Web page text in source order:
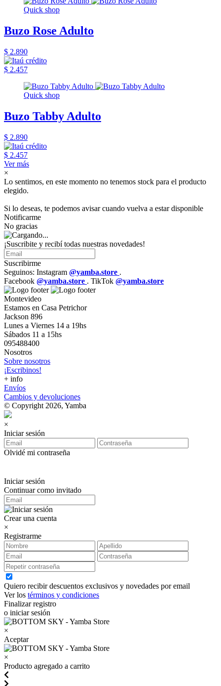
Quick shop
Buzo Rose Adulto
$ 2.890
$ 2.457
Quick shop
Buzo Tabby Adulto
$ 2.890
$ 2.457
Ver más
×
Lo sentimos, en este momento no tenemos stock para el producto
elegido.
Si lo deseas, te podemos avisar cuando vuelva a estar disponible
Notificarme
No gracias
¡Suscribite y recibí todas nuestras novedades!
Suscribirme
Seguinos: Instagram @yamba.store .
Facebook @yamba.store . TikTok @yamba.store
Montevideo
Estamos en Casa Petrichor
Jackson 896
Lunes a Viernes 14 a 19hs
Sábados 11 a 15hs
095488400
Nosotros
Sobre nosotros
¡Escribinos!
+ info
Envíos
Cambios y devoluciones
© Copyright 2026, Yamba
×
Iniciar sesión
Olvidé mi contraseña
Iniciar sesión
Continuar como invitado
Crear una cuenta
×
Registrarme
Quiero recibir descuentos exclusivos y novedades por email
Ver los términos y condiciones
Finalizar registro
o iniciar sesión
×
Aceptar
×
Producto agregado a carrito